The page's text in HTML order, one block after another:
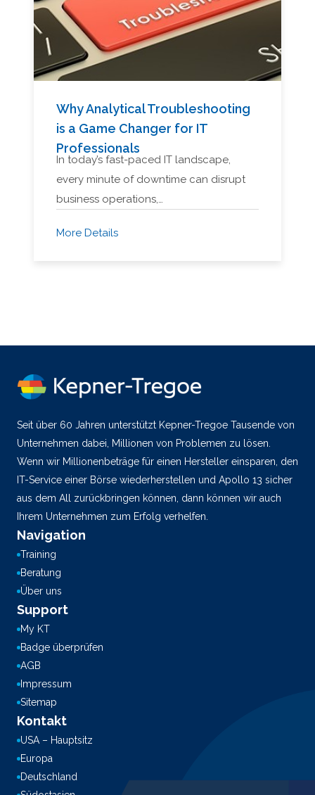
Why Analytical Troubleshooting
is a Game Changer for IT
Professionals
In today’s fast-paced IT landscape,
every minute of downtime can disrupt
business operations,…
More Details
Seit über 60 Jahren unterstützt Kepner-Tregoe Tausende von
Unternehmen dabei, Millionen von Problemen zu lösen.
Wenn wir Millionenbeträge für einen Hersteller einsparen, den
IT-Service einer Börse wiederherstellen und Apollo 13 sicher
aus dem All zurückbringen können, dann können wir auch
Ihrem Unternehmen zum Erfolg verhelfen.
Navigation
Training
Beratung
Über uns
Support
My KT
Badge überprüfen
AGB
Impressum
Sitemap
Kontakt
USA – Hauptsitz
Europa
Deutschland